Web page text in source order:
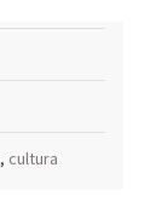
, cultura